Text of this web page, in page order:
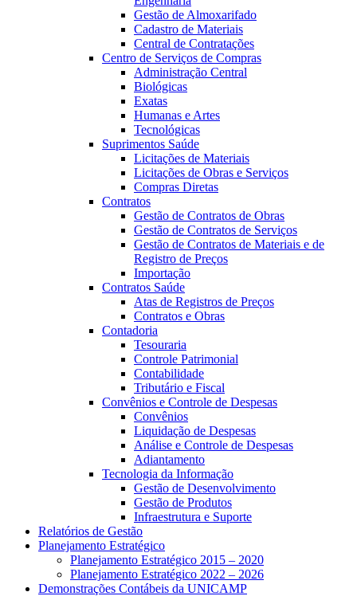
Gestão de Almoxarifado
Cadastro de Materiais
Central de Contratações
Centro de Serviços de Compras
Administração Central
Biológicas
Exatas
Humanas e Artes
Tecnológicas
Suprimentos Saúde
Licitações de Materiais
Licitações de Obras e Serviços
Compras Diretas
Contratos
Gestão de Contratos de Obras
Gestão de Contratos de Serviços
Gestão de Contratos de Materiais e de
Registro de Preços
Importação
Contratos Saúde
Atas de Registros de Preços
Contratos e Obras
Contadoria
Tesouraria
Controle Patrimonial
Contabilidade
Tributário e Fiscal
Convênios e Controle de Despesas
Convênios
Liquidação de Despesas
Análise e Controle de Despesas
Adiantamento
Tecnologia da Informação
Gestão de Desenvolvimento
Gestão de Produtos
Infraestrutura e Suporte
Relatórios de Gestão
Planejamento Estratégico
Planejamento Estratégico 2015 – 2020
Planejamento Estratégico 2022 – 2026
Demonstrações Contábeis da UNICAMP